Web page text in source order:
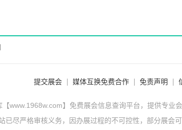
提交展会 媒体互换免费合作 免责声明
www.1968w.com】免费展会信息查询平台，提供专业
尽严格审核义务，因办展过程的不可控性，部分展会